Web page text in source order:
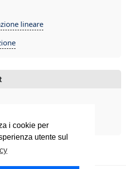
i cookie per
utente sul
lineare